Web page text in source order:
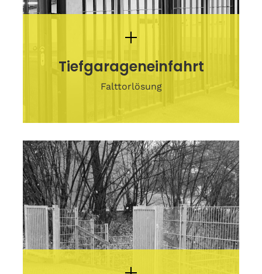
Tiefgarageneinfahrt
Falttorlösung